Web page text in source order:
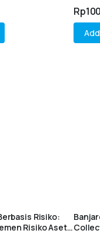
Rp
Risiko:
Risiko Aset